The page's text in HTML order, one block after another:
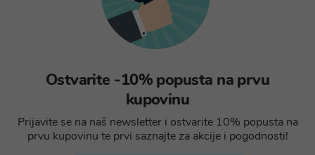
Ostvarite -10% popusta na prvu
kupovinu
Prijavite se na naš newsletter i ostvarite 10% popusta na
prvu kupovinu te prvi saznajte za akcije i pogodnosti!